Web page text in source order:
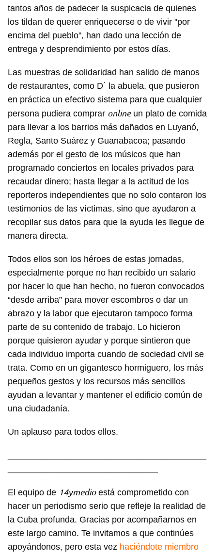
tantos años de padecer la suspicacia de quienes
los tildan de querer enriquecerse o de vivir "por
encima del pueblo", han dado una lección de
entrega y desprendimiento por estos días.
Las muestras de solidaridad han salido de manos
de restaurantes, como D´ la abuela, que pusieron
en práctica un efectivo sistema para que cualquier
persona pudiera comprar onlineun plato de comida
para llevar a los barrios más dañados en Luyanó,
Regla, Santo Suárez y Guanabacoa; pasando
además por el gesto de los músicos que han
programado conciertos en locales privados para
recaudar dinero; hasta llegar a la actitud de los
reporteros independientes que no solo contaron los
testimonios de las víctimas, sino que ayudaron a
recopilar sus datos para que la ayuda les llegue de
manera directa.
Todos ellos son los héroes de estas jornadas,
especialmente porque no han recibido un salario
por hacer lo que han hecho, no fueron convocados
“desde arriba” para mover escombros o dar un
abrazo y la labor que ejecutaron tampoco forma
parte de su contenido de trabajo. Lo hicieron
porque quisieron ayudar y porque sintieron que
cada individuo importa cuando de sociedad civil se
trata. Como en un gigantesco hormiguero, los más
pequeños gestos y los recursos más sencillos
ayudan a levantar y mantener el edificio común de
una ciudadanía.
Un aplauso para todos ellos.
El equipo de 14ymedioestá comprometido con
hacer un periodismo serio que refleje la realidad de
la Cuba profunda. Gracias por acompañarnos en
este largo camino. Te invitamos a que continúes
apoyándonos, pero esta vez haciéndote miembro